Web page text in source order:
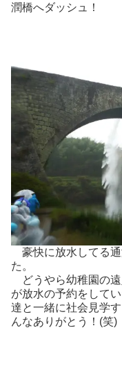
潤橋へダッシュ！
豪快に放水してる通
た。
どうやら幼稚園の遠
が放水の予約をして
達と一緒に社会見学
んなありがとう！(笑)